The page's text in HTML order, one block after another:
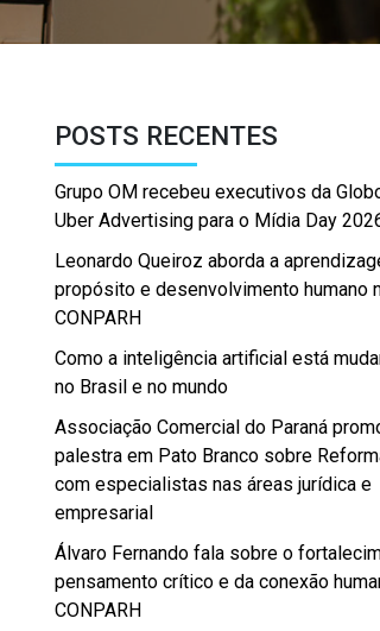
POSTS RECENTES
Grupo OM recebeu executivos da
Uber Advertising para o Mídia Day
Leonardo Queiroz aborda a
propósito e desenvolvimento humano
CONPARH
Como a inteligência artificial está
no Brasil e no mundo
Associação Comercial do Paraná
palestra em Pato Branco sobre
com especialistas nas áreas jurídica e
empresarial
Álvaro Fernando fala sobre o
pensamento crítico e da conexão
CONPARH